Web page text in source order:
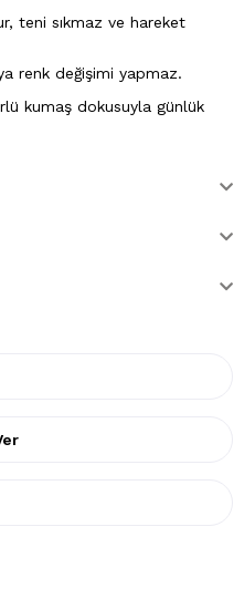
teni sıkmaz ve hareket
renk değişimi yapmaz.
kumaş dokusuyla günlük